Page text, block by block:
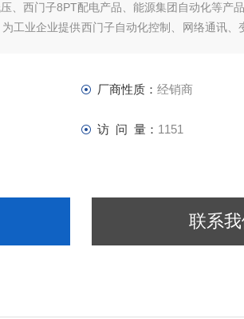
、西门子8PT配电产品、能源集团自动化等产品
工业企业提供西门子自动化控制、网络通讯、
厂商性质： 经销商
访 问 量： 1151
联系